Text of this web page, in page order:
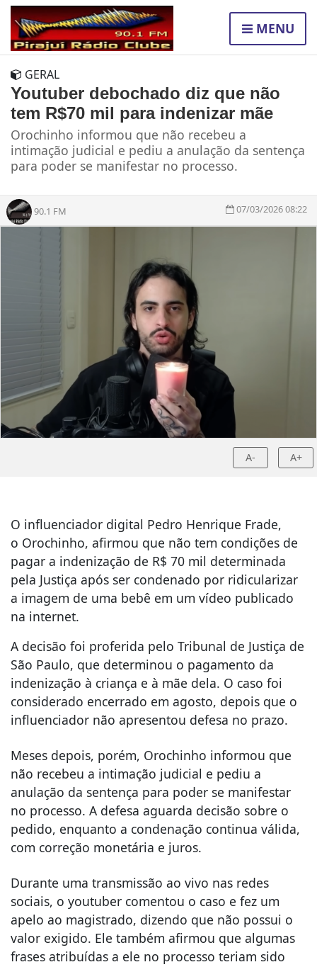
MENU
GERAL
Youtuber debochado diz que não
tem R$70 mil para indenizar mãe
Orochinho informou que não recebeu a
intimação judicial e pediu a anulação da sentença
para poder se manifestar no processo.
90.1 FM 07/03/2026 08:22
A- A+
O influenciador digital Pedro Henrique Frade,
o Orochinho, afirmou que não tem condições de
pagar a indenização de R$ 70 mil determinada
pela Justiça após ser condenado por ridicularizar
a imagem de uma bebê em um vídeo publicado
na internet.
A decisão foi proferida pelo Tribunal de Justiça de
São Paulo, que determinou o pagamento da
indenização à criança e à mãe dela. O caso foi
considerado encerrado em agosto, depois que o
influenciador não apresentou defesa no prazo.
Meses depois, porém, Orochinho informou que
não recebeu a intimação judicial e pediu a
anulação da sentença para poder se manifestar
no processo. A defesa aguarda decisão sobre o
pedido, enquanto a condenação continua válida,
com correção monetária e juros.
Durante uma transmissão ao vivo nas redes
sociais, o youtuber comentou o caso e fez um
apelo ao magistrado, dizendo que não possui o
valor exigido. Ele também afirmou que algumas
frases atribuídas a ele no processo teriam sido